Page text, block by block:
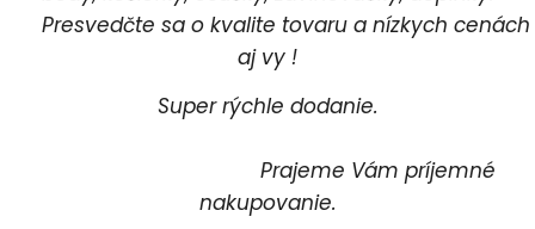
Presvedčte sa o kvalite tovaru a nízkych cenách
aj vy !
Super rýchle dodanie.
Prajeme Vám príjemné
nakupovanie.